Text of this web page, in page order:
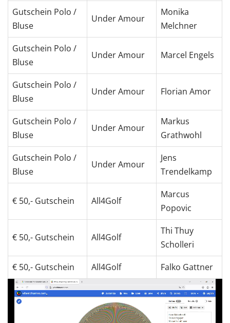
Gutschein Polo /
Bluse
Under Amour
Monika
Melchner
Gutschein Polo /
Bluse
Under Amour Marcel Engels
Gutschein Polo /
Bluse
Under Amour Florian Amor
Gutschein Polo /
Bluse
Under Amour
Markus
Grathwohl
Gutschein Polo /
Bluse
Under Amour
Jens
Trendelkamp
€ 50,- Gutschein All4Golf
Marcus
Popovic
€ 50,- Gutschein All4Golf
Thi Thuy
Scholleri
€ 50,- Gutschein
All4Golf Falko Gattner